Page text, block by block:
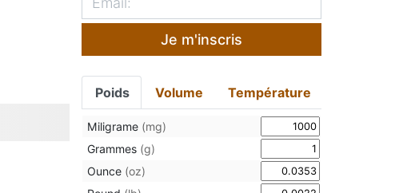
Je m'inscris
Poids Volume Température
Miligrame (mg)
Grammes (g)
Ounce (oz)